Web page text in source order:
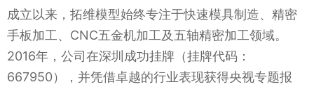
成立以来，拓维模型始终专注于快速模具制造、精密
手板加工、CNC五金机加工及五轴精密加工领域。
2016年，公司在深圳成功挂牌（挂牌代码：
667950），并凭借卓越的行业表现获得央视专题报